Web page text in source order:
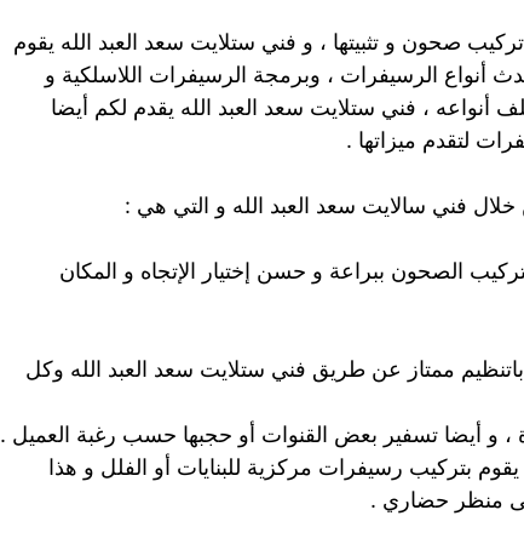
صحون و تثبيتها ، و فني ستلايت سعد العبد الله يقوم
أنواع الرسيفرات ، وبرمجة الرسيفرات اللاسلكية و
أنواعه ، فني ستلايت سعد العبد الله يقدم لكم أيضا
لتقدم ميزاتها .
فني سالايت سعد العبد الله و التي هي :
الصحون ببراعة و حسن إختيار الإتجاه و المكان
ممتاز عن طريق فني ستلايت سعد العبد الله وكل
، و أيضا تسفير بعض القنوات أو حجبها حسب رغبة العميل .
بتركيب رسيفرات مركزية للبنايات أو الفلل و هذا
منظر حضاري .